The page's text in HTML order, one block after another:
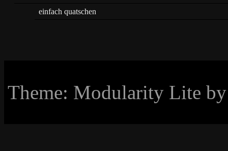
einfach quatschen
Theme: Modularity Lite